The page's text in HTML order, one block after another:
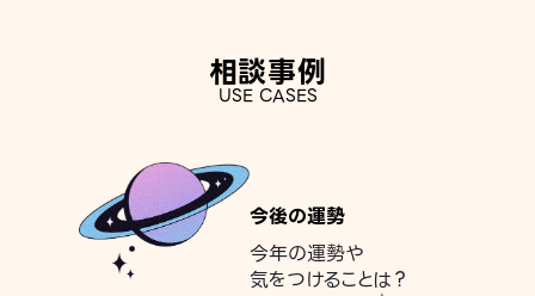
相談事例
USE CASES
今後の運勢
今年の運勢や
気をつけることは？